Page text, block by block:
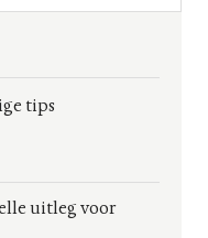
tips
uitleg voor